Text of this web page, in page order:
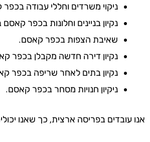
ניקוי משרדים וחללי עבודה
נקיון בניינים וחלונות בכפר
שאיבת הצפות בכפר קאסם.
נקיון דירה חדשה מקבלן בכפר
נקיון בתים לאחר שריפה בכפר
ניקיון חנויות מסחר בכפר קאסם.
אנו עובדים בפריסה ארצית, כך שאנו